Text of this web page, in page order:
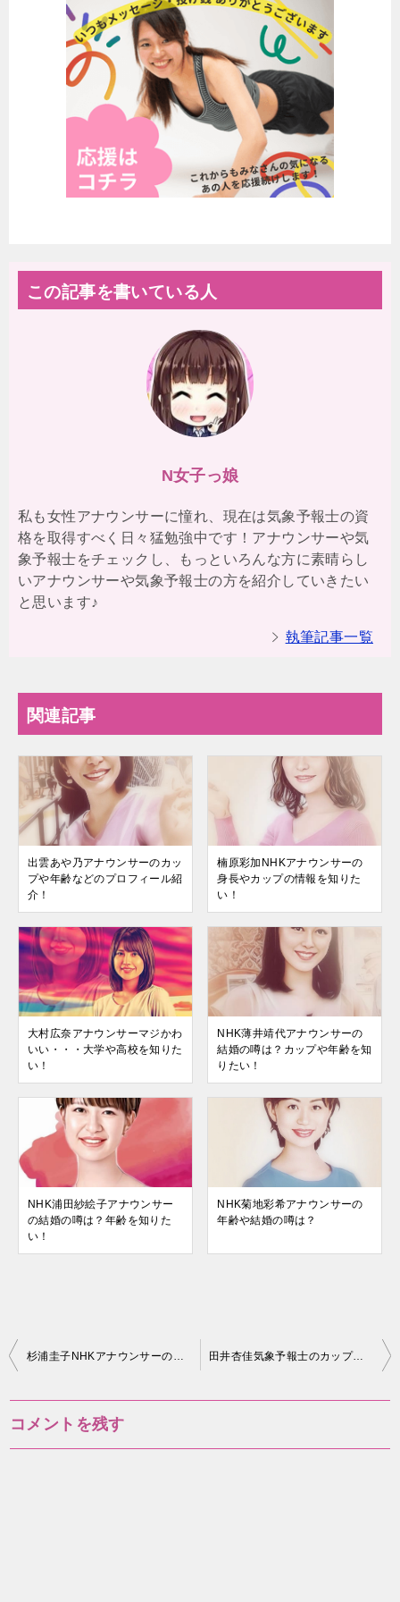
この記事を書いている人
N女子っ娘
私も女性アナウンサーに憧れ、現在は気象予報士の資
格を取得すべく日々猛勉強中です！アナウンサーや気
象予報士をチェックし、もっといろんな方に素晴らし
いアナウンサーや気象予報士の方を紹介していきたい
と思います♪
執筆記事一覧
関連記事
出雲あや乃アナウンサーのカッ
プや年齢などのプロフィール紹
介！
楠原彩加NHKアナウンサーの
身長やカップの情報を知りた
い！
大村広奈アナウンサーマジかわ
いい・・・大学や高校を知りた
い！
NHK薄井靖代アナウンサーの
結婚の噂は？カップや年齢を知
りたい！
NHK浦田紗絵子アナウンサー
の結婚の噂は？年齢を知りた
い！
NHK菊地彩希アナウンサーの
年齢や結婚の噂は？
投
杉浦圭子NHKアナウンサーの夫や子供の情報は？身長等のプロフまとめ 田井杏佳気象予報士のカップや年齢、結婚は？経歴やプロフィールまとめ！
コメントを残す